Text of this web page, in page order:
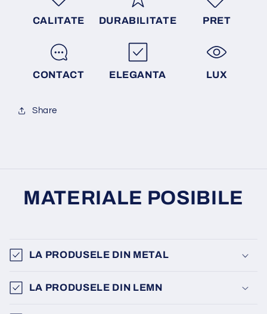
CALITATE DURABILITATE PRET
CONTACT ELEGANTA LUX
Share
MATERIALE POSIBILE
LA PRODUSELE DIN METAL
LA PRODUSELE DIN LEMN